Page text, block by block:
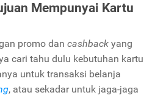
Mempunyai Kartu
promo dan cashback yang
cari tahu dulu kebutuhan kartu
untuk transaksi belanja
, atau sekadar untuk jaga-jaga